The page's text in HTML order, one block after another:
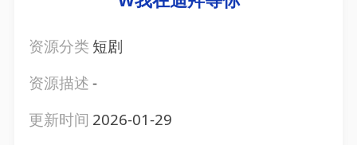
资源分类 短剧
资源描述-
更新时间 2026-01-29